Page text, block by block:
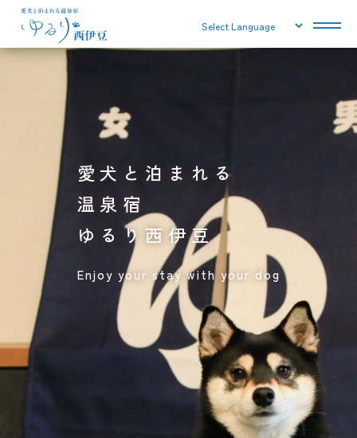
愛犬と泊まれる
温泉宿
ゆるり西伊豆
Enjoy your stay with your dog